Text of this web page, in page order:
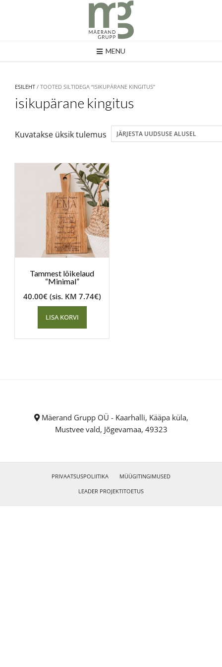
MENU
ESILEHT / TOOTED SILTIDEGA “ISIKUPÄRANE KINGITUS”
isikupärane kingitus
Kuvatakse üksik tulemus
Tammest lõikelaud
“Minimal”
40.00€ (sis. KM 7.74€)
LISA KORVI
Mäerand Grupp OÜ - Kaarhalli, Kääpa küla,
Mustvee vald, Jõgevamaa, 49323
PRIVAATSUSPOLIITIKA
MÜÜGITINGIMUSED
LEADER PROJEKTITOETUS